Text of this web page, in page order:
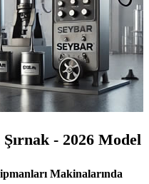
- 2026 Model
Makinalarında